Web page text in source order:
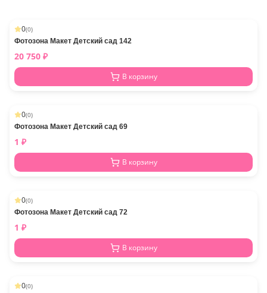
0(0)
Фотозона Макет Детский сад 142
20 750 ₽
В корзину
0(0)
Фотозона Макет Детский сад 69
1 ₽
В корзину
0(0)
Фотозона Макет Детский сад 72
1 ₽
В корзину
0(0)